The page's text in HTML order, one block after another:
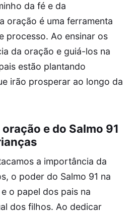
da fé e da
oração é uma ferramenta
processo. Ao ensinar os
da oração e guiá-los na
estão plantando
irão prosperar ao longo da
e do Salmo 91
a importância da
o poder do Salmo 91 na
o papel dos pais na
dos filhos. Ao dedicar